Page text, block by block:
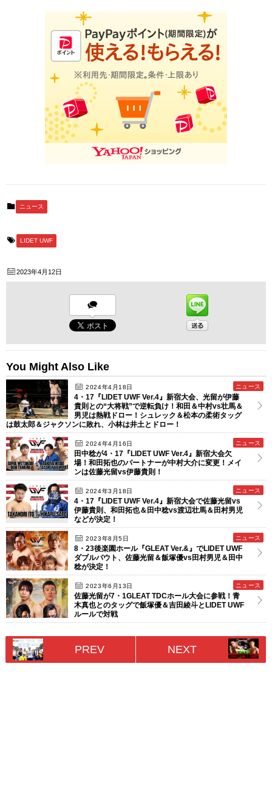
ニュース
LIDET UWF
2023年4月12日
You Might Also Like
2024年4月18日 ニュース
4・17『LIDET UWF Ver.4』新宿大会、光留が伊藤
貴則との“大将戦”で逆転負け！和田＆中村vs壮馬＆
男児は熱戦ドロー！シュレック＆松本の柔術タッグ
は鼓太郎＆ジャクソンに敗れ、小林は井土とドロー！
2024年4月16日 ニュース
田中稔が4・17『LIDET UWF Ver.4』新宿大会欠
場！和田拓也のパートナーが中村大介に変更！メイ
ンは佐藤光留vs伊藤貴則！
2024年3月18日 ニュース
4・17『LIDET UWF Ver.4』新宿大会で佐藤光留vs
伊藤貴則、和田拓也＆田中稔vs渡辺壮馬＆田村男児
などが決定！
2023年8月5日 ニュース
8・23後楽園ホール『GLEAT Ver.&』でLIDET UWF
ダブルバウト、佐藤光留＆飯塚優vs田村男児＆田中
稔が決定！
2023年6月13日 ニュース
佐藤光留が7・1GLEAT TDCホール大会に参戦！青
木真也とのタッグで飯塚優＆吉田綾斗とLIDET UWF
ルールで対戦
PREV NEXT